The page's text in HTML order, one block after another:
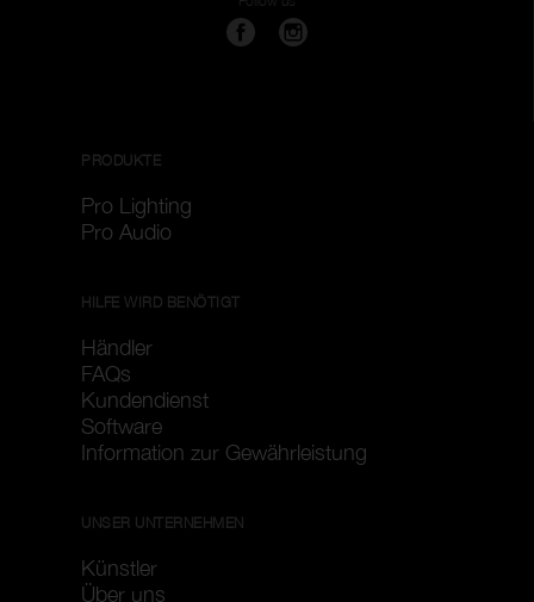
PRODUKTE
Pro Lighting
Pro Audio
HILFE WIRD BENÖTIGT
Händler
FAQs
Kundendienst
Software
Information zur Gewährleistung
UNSER UNTERNEHMEN
Künstler
Über uns